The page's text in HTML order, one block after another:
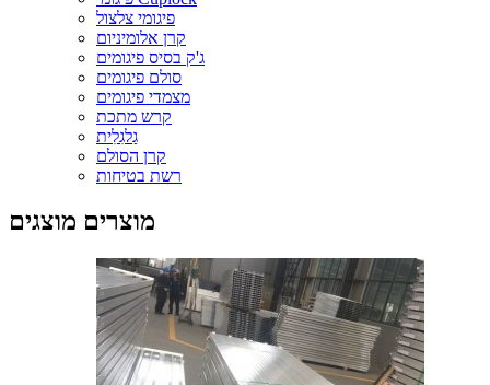
פיגומי צלצול
קרן אלומיניום
ג'ק בסיס פיגומים
סולם פיגומים
מצמדי פיגומים
קרש מתכת
גַלגִלִית
קרן הסולם
רשת בטיחות
מוצרים מוצגים